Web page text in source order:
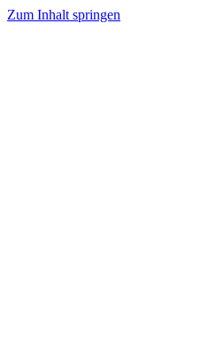
Zum Inhalt springen